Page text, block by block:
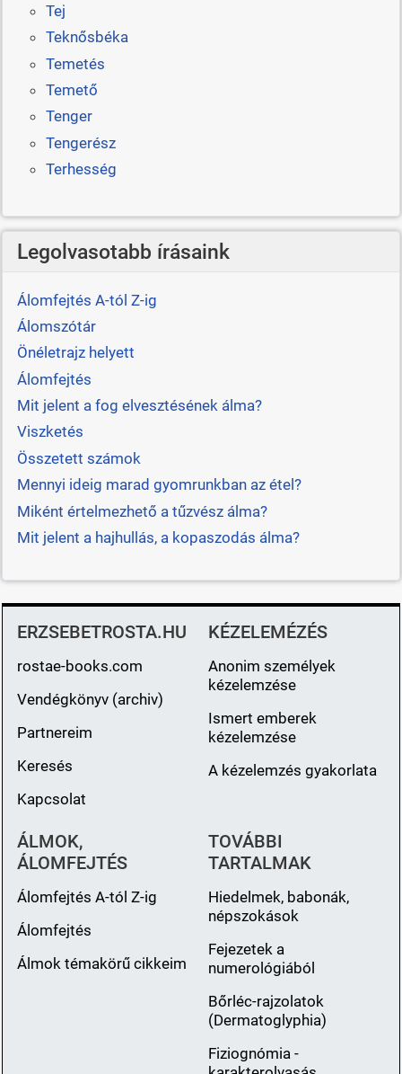
Tej
Teknősbéka
Temetés
Temető
Tenger
Tengerész
Terhesség
Legolvasotabb írásaink
Álomfejtés A-tól Z-ig
Álomszótár
Önéletrajz helyett
Álomfejtés
Mit jelent a fog elvesztésének álma?
Viszketés
Összetett számok
Mennyi ideig marad gyomrunkban az étel?
Miként értelmezhető a tűzvész álma?
Mit jelent a hajhullás, a kopaszodás álma?
ERZSEBETROSTA.HU
rostae-books.com
Vendégkönyv (archiv)
Partnereim
Keresés
Kapcsolat
KÉZELEMÉZÉS
Anonim személyek
kézelemzése
Ismert emberek
kézelemzése
A kézelemzés gyakorlata
ÁLMOK,
ÁLOMFEJTÉS
Álomfejtés A-tól Z-ig
Álomfejtés
Álmok témakörű cikkeim
TOVÁBBI
TARTALMAK
Hiedelmek, babonák,
népszokások
Fejezetek a
numerológiából
Bőrléc-rajzolatok
(Dermatoglyphia)
Fiziognómia -